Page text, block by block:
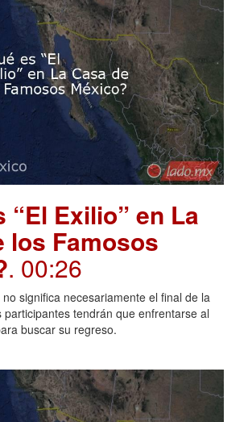
“El Exilio” en La
los Famosos
. 00:26
significa necesariamente el final de la
participantes tendrán que enfrentarse al
buscar su regreso.